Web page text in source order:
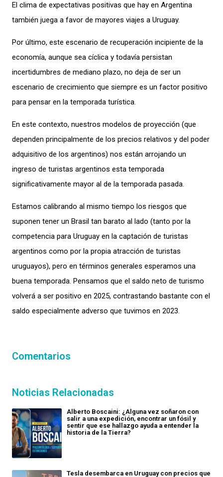
El clima de expectativas positivas que hay en Argentina
también juega a favor de mayores viajes a Uruguay.
Por último, este escenario de recuperación incipiente de la
economía, aunque sea cíclica y todavía persistan
incertidumbres de mediano plazo, no deja de ser un
escenario de crecimiento que siempre es un factor positivo
para pensar en la temporada turística.
En este contexto, nuestros modelos de proyección (que
dependen principalmente de los precios relativos y del poder
adquisitivo de los argentinos) nos están arrojando un
ingreso de turistas argentinos esta temporada
significativamente mayor al de la temporada pasada.
Estamos calibrando al mismo tiempo los riesgos que
suponen tener un Brasil tan barato al lado (tanto por la
competencia para Uruguay en la captación de turistas
argentinos como por la propia atracción de turistas
uruguayos), pero en términos generales esperamos una
buena temporada. Pensamos que el saldo neto de turismo
volverá a ser positivo en 2025, contrastando bastante con el
saldo especialmente adverso que tuvimos en 2023.
Comentarios
Noticias Relacionadas
Alberto Boscaini: ¿Alguna vez soñaron con
salir a una expedición, encontrar un fósil y
sentir que ese hallazgo ayuda a entender la
historia de la Tierra?
Tesla desembarca en Uruguay con precios que